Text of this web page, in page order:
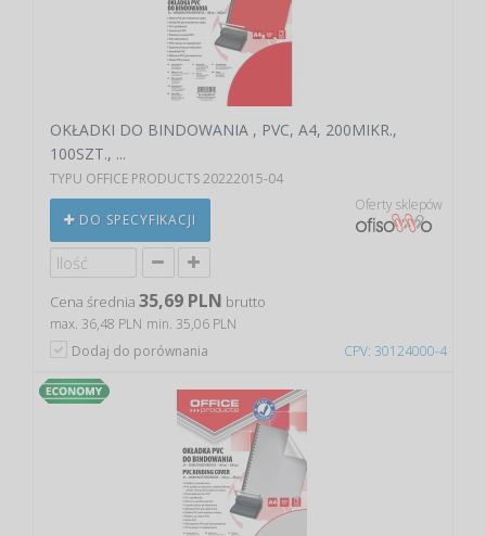
CPV: 30124000-4
OKŁADKI DO BINDOWANIA , PVC, A4, 200MIKR.,
100SZT., ...
TYPU OFFICE PRODUCTS 20222015-04
DO SPECYFIKACJI
Oferty sklepów
Cena średnia 35,69 PLN brutto
max. 36,48 PLN min. 35,06 PLN
Dodaj do porównania